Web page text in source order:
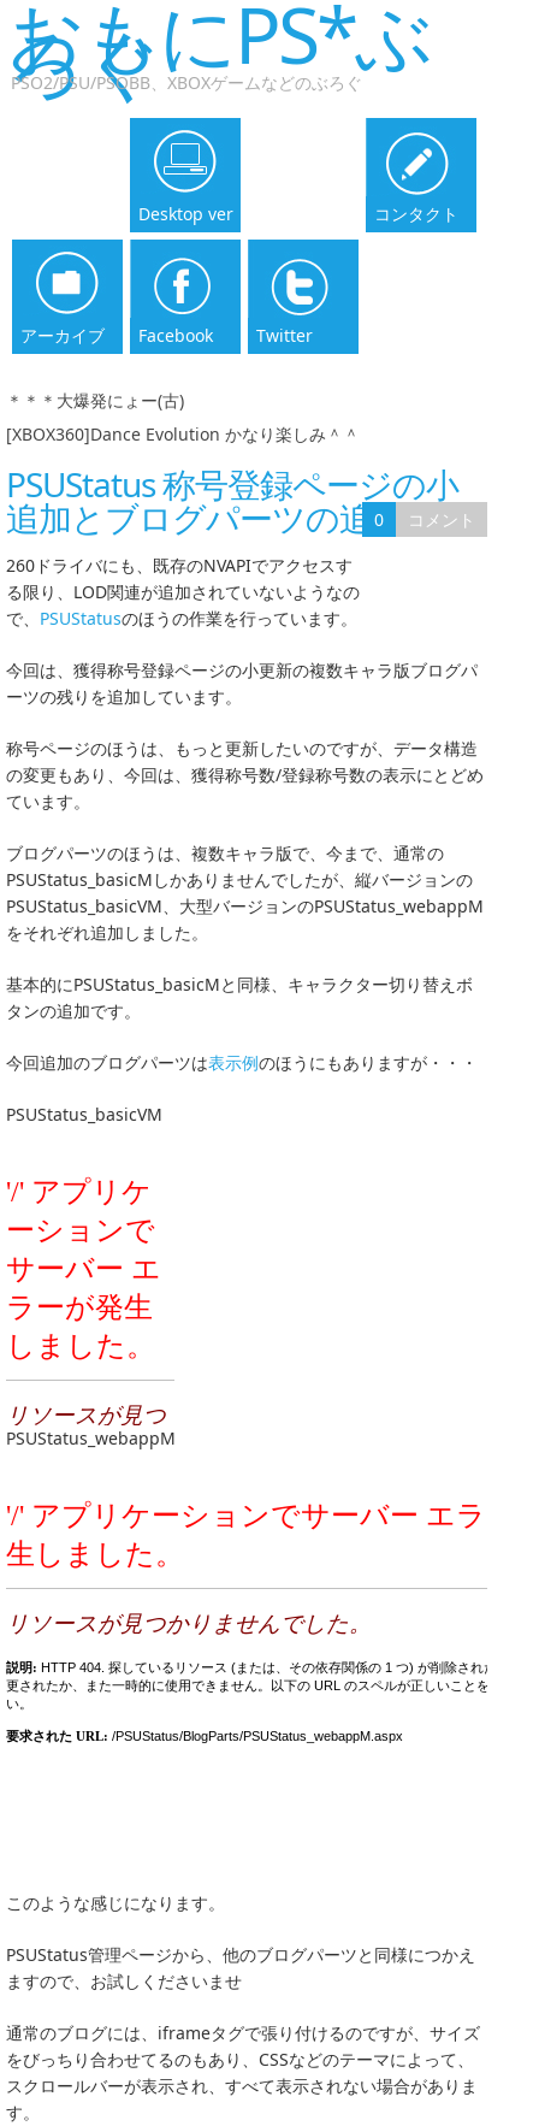
おもにPS*ぶ
ろぐ
PSO2/PSU/PSOBB、XBOXゲームなどのぶろぐ
Desktop ver コンタクト
アーカイブ Facebook Twitter
＊＊＊大爆発にょー(古)
[XBOX360]Dance Evolution かなり楽しみ＾＾
PSUStatus 称号登録ページの小
追加とブログパーツの追加
0
コメント
260ドライバにも、既存のNVAPIでアクセスす
る限り、LOD関連が追加されていないようなの
で、 PSUStatusのほうの作業を行っています。
今回は、獲得称号登録ページの小更新の複数キャラ版ブログパ
ーツの残りを追加しています。
称号ページのほうは、もっと更新したいのですが、データ構造
の変更もあり、今回は、獲得称号数/登録称号数の表示にとどめ
ています。
ブログパーツのほうは、複数キャラ版で、今まで、通常の
PSUStatus_basicMしかありませんでしたが、縦バージョンの
PSUStatus_basicVM、大型バージョンのPSUStatus_webappM
をそれぞれ追加しました。
基本的にPSUStatus_basicMと同様、キャラクター切り替えボ
タンの追加です。
今回追加のブログパーツは表示例のほうにもありますが・・・
PSUStatus_basicVM
PSUStatus_webappM
このような感じになります。
PSUStatus管理ページから、他のブログパーツと同様につかえ
ますので、お試しくださいませ
通常のブログには、iframeタグで張り付けるのですが、サイズ
をびっちり合わせてるのもあり、CSSなどのテーマによって、
スクロールバーが表示され、すべて表示されない場合がありま
す。